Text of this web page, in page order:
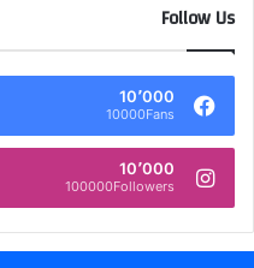
Follow Us
10٬000
10000Fans
10٬000
100000Followers